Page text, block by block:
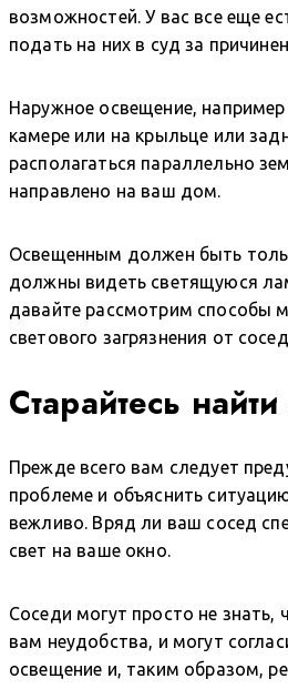
возможностей. У вас все еще
подать на них в суд за
Наружное освещение,
камере или на крыльце или
располагаться параллельно
направлено на ваш дом.
Освещенным должен быть
должны видеть светящуюся
давайте рассмотрим способы
светового загрязнения от
Старайтесь
Прежде всего вам следует
проблеме и объяснить
вежливо. Вряд ли ваш сосед
свет на ваше окно.
Соседи могут просто не знать,
вам неудобства, и могут
освещение и, таким образом,